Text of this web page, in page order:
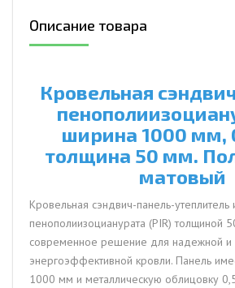
ширина
1000
толщина
Полиуретан
Описание товара
Кровельная
ширина 1000 мм,
толщина 50 мм.
матовый
Кровельная сэндвич-панель-утеплитель
пенополиизоцианурата (PIR) толщиной
современное решение для надежной и
энергоэффективной кровли. Панель
1000 мм и металлическую облицовку